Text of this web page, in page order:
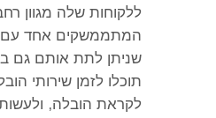
ללקוחות שלה מגוון
המתממשקים אחד עם
שניתן לתת אותם גם
תוכלו לזמן שירותי
לקראת הובלה,